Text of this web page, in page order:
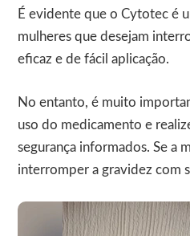
É evidente que o Cytotec é
mulheres que desejam
eficaz e de fácil aplicação.
No entanto, é muito
uso do medicamento e
segurança informados. Se a
interromper a gravidez com